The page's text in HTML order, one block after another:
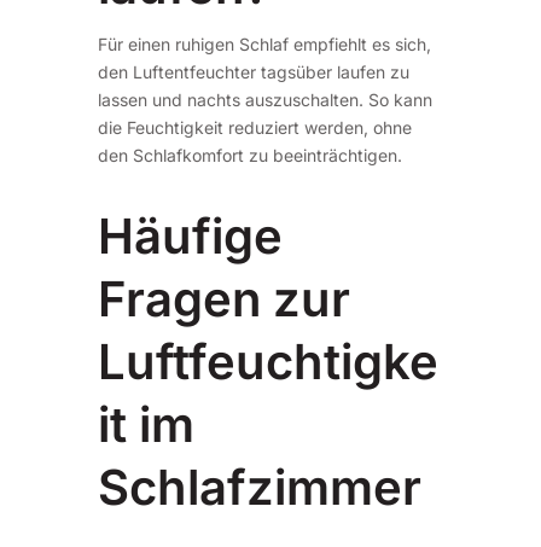
Für einen ruhigen Schlaf empfiehlt es sich,
den Luftentfeuchter tagsüber laufen zu
lassen und nachts auszuschalten. So kann
die Feuchtigkeit reduziert werden, ohne
den Schlafkomfort zu beeinträchtigen.
Häufige
Fragen zur
Luftfeuchtigke
it im
Schlafzimmer